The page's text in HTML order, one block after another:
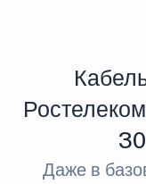
Даже в